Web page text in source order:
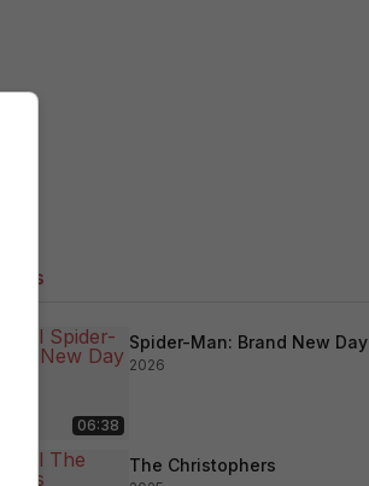
06:38
Spider-Man: Brand New Day
2026
The Christophers